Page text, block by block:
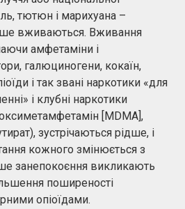
тютюн і марихуана –
вживаються. Вживання
амфетаміни і
галюциногени, кокаїн,
і так звані наркотики «для
і клубні наркотики
[MDMA],
зустрічаються рідше, і
кожного змінюється з
занепокоєння викликають
поширеності
опіоїдами.